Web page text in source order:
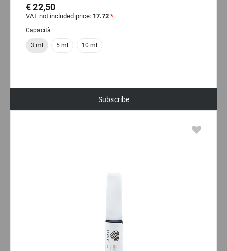
€ 22,50
VAT not included price: 17.72 *
Capacità
3 ml 5 ml 10 ml
Subscribe